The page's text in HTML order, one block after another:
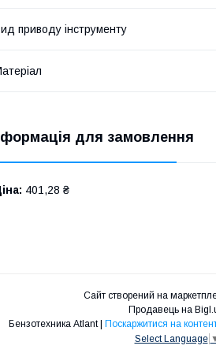
приводу інструменту
для замовлення
401,28 ₴
Сайт створений на
Продавець на
Бензотехника Atlant | Поскаржитися на
Select Language